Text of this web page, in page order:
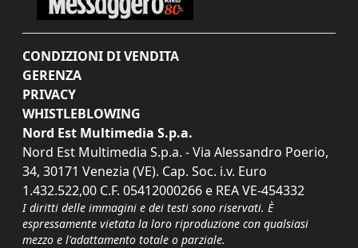
CONDIZIONI DI VENDITA
GERENZA
PRIVACY
WHISTLEBLOWING
Nord Est Multimedia S.p.a.
Nord Est Multimedia S.p.a. - Via Alessandro Poerio,
34, 30171 Venezia (VE). Cap. Soc. i.v. Euro
1.432.522,00 C.F. 05412000266 e REA VE-454332
I diritti delle immagini e dei testi sono riservati. È
espressamente vietata la loro riproduzione con qualsiasi
mezzo e l'adattamento totale o parziale.